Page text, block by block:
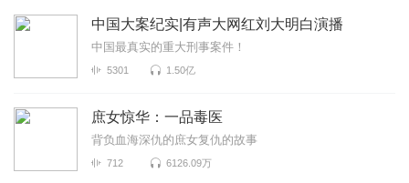
中国大案纪实|有声大网红刘大明白演播
中国最真实的重大刑事案件！
5301 1.50亿
庶女惊华：一品毒医
背负血海深仇的庶女复仇的故事
712 6126.09万